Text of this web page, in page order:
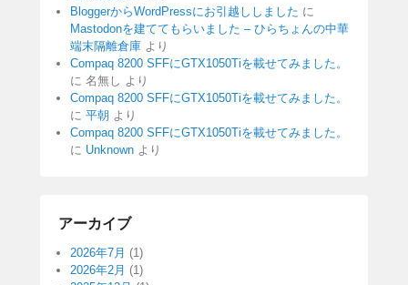
BloggerからWordPressにお引越ししました に
Mastodonを建ててもらいました – ひらちょんの中華
端末隔離倉庫 より
Compaq 8200 SFFにGTX1050Tiを載せてみました。
に 名無し より
Compaq 8200 SFFにGTX1050Tiを載せてみました。
に 平朝 より
Compaq 8200 SFFにGTX1050Tiを載せてみました。
に Unknown より
アーカイブ
2026年7月 (1)
2026年2月 (1)